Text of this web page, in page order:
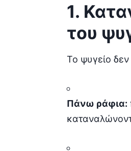
1.
του
Το ψυγείο δεν
Πάνω ράφια: